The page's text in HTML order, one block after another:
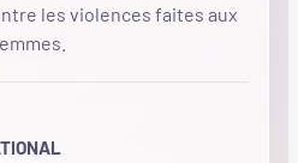
les violences faites aux